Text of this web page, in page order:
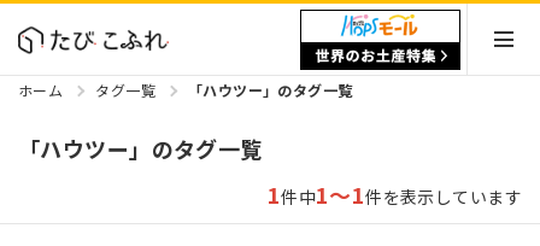
ホーム タグ一覧 「ハウツー」のタグ一覧
「ハウツー」のタグ一覧
1件中1～1件を表示しています